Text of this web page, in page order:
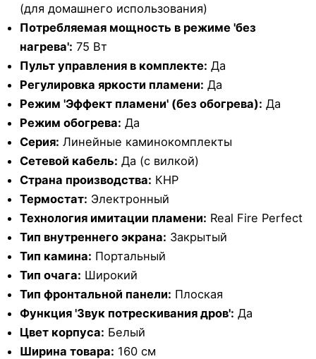
(для домашнего использования)
Потребляемая мощность в режиме 'без
нагрева': 75 Вт
Пульт управления в комплекте: Да
Регулировка яркости пламени: Да
Режим 'Эффект пламени' (без обогрева): Да
Режим обогрева: Да
Серия: Линейные каминокомплекты
Сетевой кабель: Да (с вилкой)
Страна производства: КНР
Термостат: Электронный
Технология имитации пламени: Real Fire Perfect
Тип внутреннего экрана: Закрытый
Тип камина: Портальный
Тип очага: Широкий
Тип фронтальной панели: Плоская
Функция 'Звук потрескивания дров': Да
Цвет корпуса: Белый
Ширина товара: 160 см